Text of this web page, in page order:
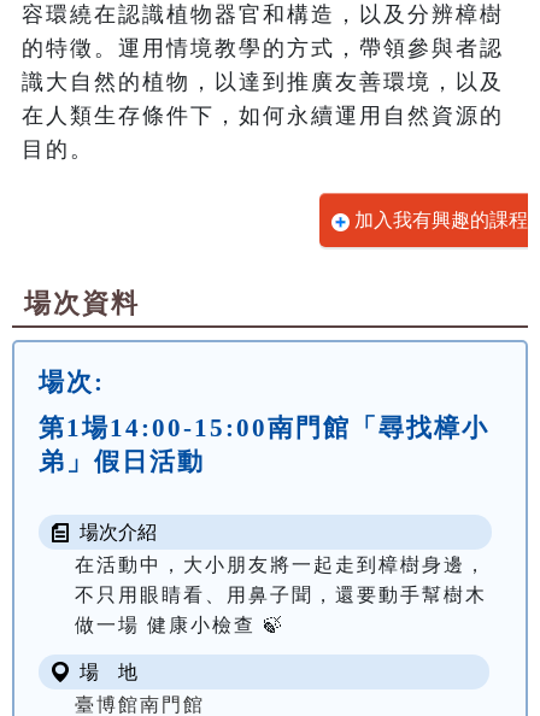
容環繞在認識植物器官和構造，以及分辨樟樹
的特徵。運用情境教學的方式，帶領參與者認
識大自然的植物，以達到推廣友善環境，以及
在人類生存條件下，如何永續運用自然資源的
目的。
加入我有興趣的課程
場次資料
場次:
第1場14:00-15:00南門館「尋找樟小
弟」假日活動
場次介紹
在活動中，大小朋友將一起走到樟樹身邊，
不只用眼睛看、用鼻子聞，還要動手幫樹木
做一場 健康小檢查 🍃
場 地
臺博館南門館